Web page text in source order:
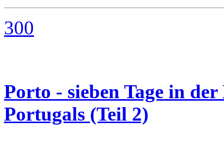
300
Porto - sieben Tage in
Portugals (Teil 2)